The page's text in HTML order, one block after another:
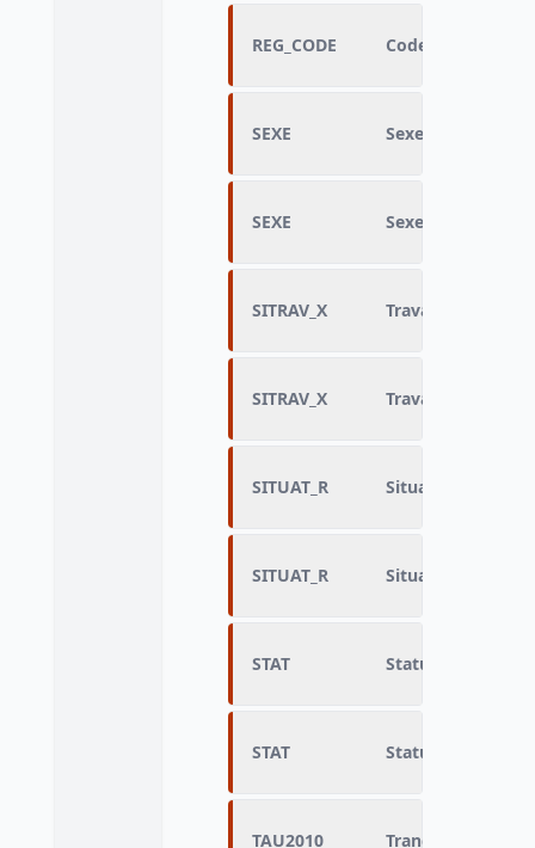
REG_CODE Code de la
SEXE Sexe
SEXE Sexe
SITRAV_X Travail actuel
SITRAV_X Travail actuel
SITUAT_R Situation
SITUAT_R Situation
STAT Statut
STAT Statut
TAU2010
Tranche d'aire